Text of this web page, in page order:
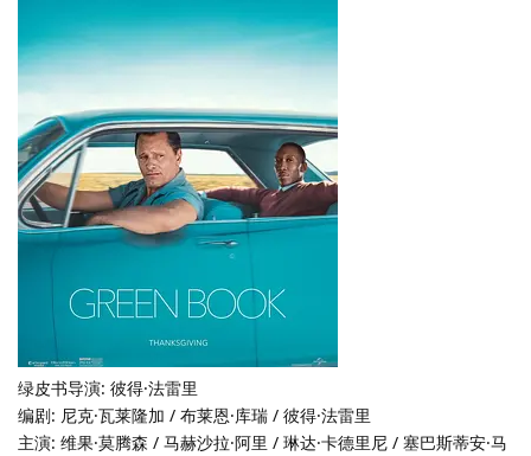
绿皮书导演: 彼得·法雷里
编剧: 尼克·瓦莱隆加 / 布莱恩·库瑞 / 彼得·法雷里
主演: 维果·莫腾森 / 马赫沙拉·阿里 / 琳达·卡德里尼 / 塞巴斯蒂安·马